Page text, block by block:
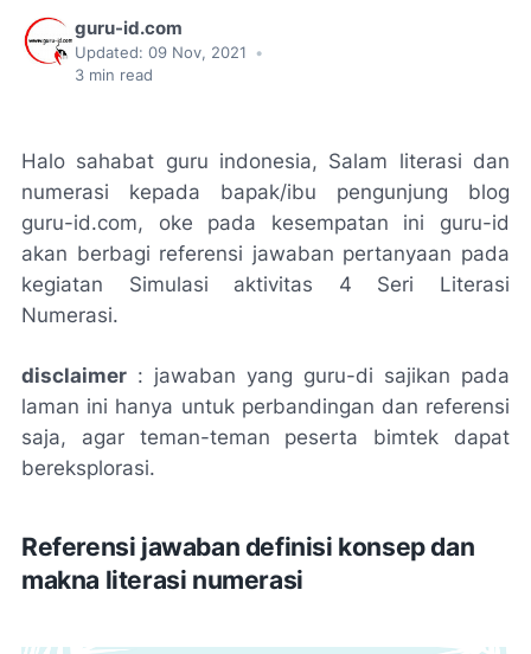
guru-id.com
Updated: 09 Nov, 2021
•
3 min read
Halo sahabat guru indonesia, Salam literasi dan
numerasi kepada bapak/ibu pengunjung blog
guru-id.com, oke pada kesempatan ini guru-id
akan berbagi referensi jawaban pertanyaan pada
kegiatan Simulasi aktivitas 4 Seri Literasi
Numerasi.
disclaimer : jawaban yang guru-di sajikan pada
laman ini hanya untuk perbandingan dan referensi
saja, agar teman-teman peserta bimtek dapat
bereksplorasi.
Referensi jawaban definisi konsep dan
makna literasi numerasi